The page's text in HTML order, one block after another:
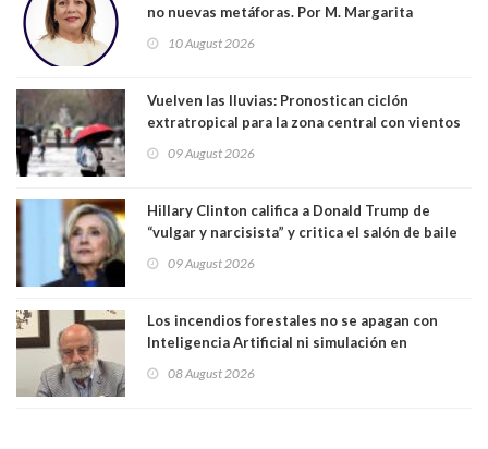
no nuevas metáforas. Por M. Margarita
10 August 2026
Vuelven las lluvias: Pronostican ciclón
extratropical para la zona central con vientos
09 August 2026
Hillary Clinton califica a Donald Trump de
“vulgar y narcisista” y critica el salón de baile
casa. Y la está destruyendo”
09 August 2026
Los incendios forestales no se apagan con
Inteligencia Artificial ni simulación en
Magister en Asentamientos Humanos PUC
08 August 2026